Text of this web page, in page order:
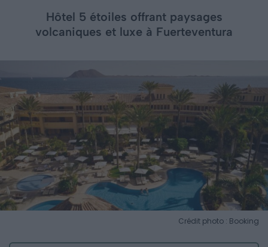
Hôtel 5 étoiles offrant paysages
volcaniques et luxe à Fuerteventura
Crédit photo : Booking